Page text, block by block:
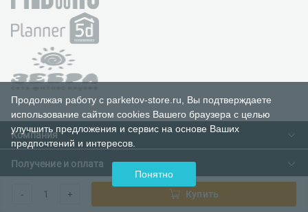
- 1 + Купить
Компания
Контакты
О компании
Получение и оплата
Доставка и оплата
Информация
Продолжая работу с parketov-store.ru, Вы подтверждаете
использование сайтом cookies Вашего браузера с целью
улучшить предложения и сервис на основе Ваших
предпочтений и интересов.
Понятно